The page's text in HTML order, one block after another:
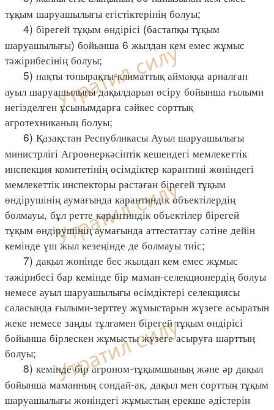
тұқым шаруашылығы егістіктерінің болуы;
4) бірегей тұқым өндірісі (бастапқы тұқым
шаруашылығы) бойынша 6 жылдан кем емес жұмыс
тәжірибесінің болуы;
5) нақты топырақты-климаттық аймаққа арналған
ауыл шаруашылығы дақылдарын өсіру бойынша ғылыми
негізделген ұсынымдарға сәйкес сорттық
агротехниканың болуы;
6) Қазақстан Республикасы Ауыл шаруашылығы
министрлігі Агроөнеркәсіптік кешендегі мемлекеттік
инспекция комитетінің өсімдіктер карантині жөніндегі
мемлекеттік инспекторы растаған бірегей тұқым
өндірушінің аумағында карантиндік объектілердің
болмауы, бұл ретте карантиндік объектілер бірегей
тұқым өндірушінің аумағында аттестаттау сәтіне дейін
кемінде үш жыл кезеңінде де болмауы тиіс;
7) дақыл жөнінде бес жылдан кем емес жұмыс
тәжірибесі бар кемінде бір маман-селекционердің болуы
немесе ауыл шаруашылығы өсімдіктері селекциясы
саласында ғылыми-зерттеу жұмыстарын жүзеге асыратын
жеке немесе заңды тұлғамен бірегей тұқым өндірісі
бойынша бірлескен жұмысты жүзеге асыруға шарттың
болуы;
8) кемінде бір агроном-тұқымшының және әр дақыл
бойынша маманның сондай-ақ, дақыл мен сорттың тұқым
шаруашылығы жөніндегі жұмыстың ерекше әдістерін